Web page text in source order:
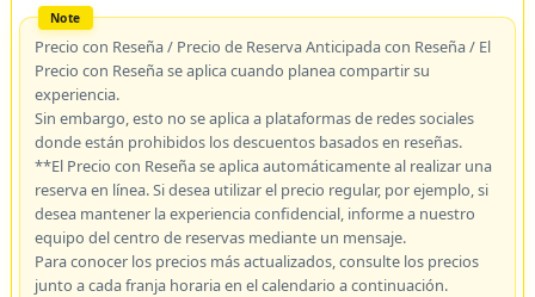
Precio con Reseña / Precio de Reserva Anticipada con Reseña / El
Precio con Reseña se aplica cuando planea compartir su
experiencia.
Sin embargo, esto no se aplica a plataformas de redes sociales
donde están prohibidos los descuentos basados en reseñas.
**El Precio con Reseña se aplica automáticamente al realizar una
reserva en línea. Si desea utilizar el precio regular, por ejemplo, si
desea mantener la experiencia confidencial, informe a nuestro
equipo del centro de reservas mediante un mensaje.
Para conocer los precios más actualizados, consulte los precios
junto a cada franja horaria en el calendario a continuación.